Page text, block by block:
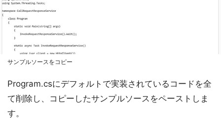
サンプルソースをコピー
Program.csにデフォルトで実装されているコードを全
て削除し、コピーしたサンプルソースをペーストしま
す。